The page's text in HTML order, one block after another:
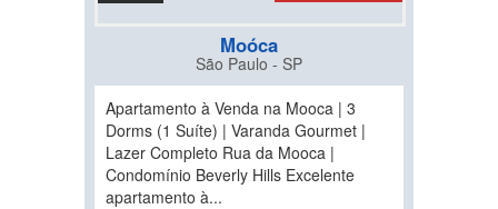
Moóca
São Paulo - SP
Apartamento à Venda na Mooca | 3
Dorms (1 Suíte) | Varanda Gourmet |
Lazer Completo Rua da Mooca |
Condomínio Beverly Hills Excelente
apartamento à...